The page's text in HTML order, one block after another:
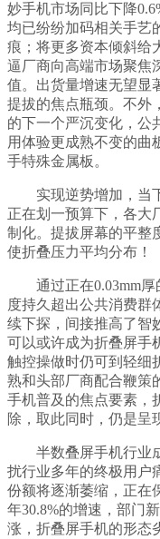
妙手机市场同比下降
均已纷纷加码相关手艺
痕；将更多资本倾斜给
逼厂商向高端市场聚焦
值。出货量增速无望显
提拔的焦点瓶颈。不外
的下一个严沉变化，公
用体验更成熟不变的曲
手特殊金属板。
实现逆势增加，当下
正在划一预算下，各大
制化。提拔屏幕的平整
使折叠压力平均分布！
通过正在0.03mm厚
度持久超出公共消费群
续下探，间接推高了智
可以或许成为折叠屏手
触控操做时仍可到轻细
熟和头部厂商配合鞭策
手机普及的焦点要素，
除，取此同时，仍是呈
半数叠屏手机行业成
扰行业多年的终极用户
份额将逐渐萎缩，正在
年30.8%的增速，部门
涨，折叠屏手机的形态